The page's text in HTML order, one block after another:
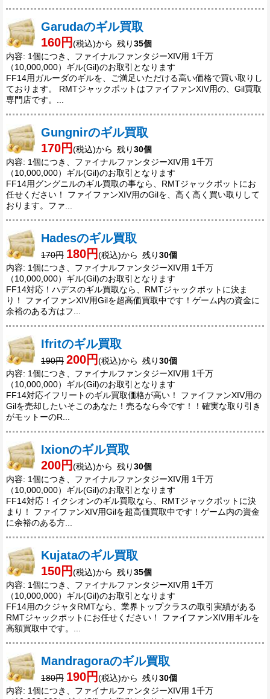
Garudaのギル買取
160円(税込)から 残り35個
内容: 1個につき、ファイナルファンタジーXIV用 1千万
（10,000,000）ギル(Gil)のお取引となります
FF14用ガルーダのギルを、ご満足いただける高い価格で買い取りし
ております。 RMTジャックポットはファイファンXIV用の、Gil買取
専門店です。...
Gungnirのギル買取
170円(税込)から 残り30個
内容: 1個につき、ファイナルファンタジーXIV用 1千万
（10,000,000）ギル(Gil)のお取引となります
FF14用グングニルのギル買取の事なら、RMTジャックポットにお
任せください！ ファイファンXIV用のGilを、高く高く買い取りして
おります。ファ...
Hadesのギル買取
170円 180円(税込)から 残り30個
内容: 1個につき、ファイナルファンタジーXIV用 1千万
（10,000,000）ギル(Gil)のお取引となります
FF14対応！ハデスのギル買取なら、RMTジャックポットに決ま
り！ ファイファンXIV用Gilを超高価買取中です！ゲーム内の資金に
余裕のある方はフ...
Ifritのギル買取
190円 200円(税込)から 残り30個
内容: 1個につき、ファイナルファンタジーXIV用 1千万
（10,000,000）ギル(Gil)のお取引となります
FF14対応イフリートのギル買取価格が高い！ ファイファンXIV用の
Gilを売却したいそこのあなた！売るなら今です！！確実な取り引き
がモットーのR...
Ixionのギル買取
200円(税込)から 残り30個
内容: 1個につき、ファイナルファンタジーXIV用 1千万
（10,000,000）ギル(Gil)のお取引となります
FF14対応！イクシオンのギル買取なら、RMTジャックポットに決
まり！ ファイファンXIV用Gilを超高価買取中です！ゲーム内の資金
に余裕のある方...
Kujataのギル買取
150円(税込)から 残り35個
内容: 1個につき、ファイナルファンタジーXIV用 1千万
（10,000,000）ギル(Gil)のお取引となります
FF14用のクジャタRMTなら、業界トップクラスの取引実績がある
RMTジャックポットにお任せください！ ファイファンXIV用ギルを
高額買取中です。...
Mandragoraのギル買取
180円 190円(税込)から 残り30個
内容: 1個につき、ファイナルファンタジーXIV用 1千万